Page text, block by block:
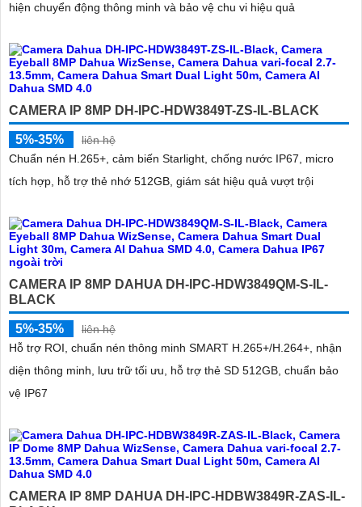
hiện chuyển động thông minh và bảo vệ chu vi hiệu quả
CAMERA IP 8MP DH-IPC-HDW3849T-ZS-IL-BLACK
5%-35%
liên hệ
Chuẩn nén H.265+, cảm biến Starlight, chống nước IP67, micro
tích hợp, hỗ trợ thẻ nhớ 512GB, giám sát hiệu quả vượt trội
CAMERA IP 8MP DAHUA DH-IPC-HDW3849QM-S-IL-
BLACK
5%-35%
liên hệ
Hỗ trợ ROI, chuẩn nén thông minh SMART H.265+/H.264+, nhận
diện thông minh, lưu trữ tối ưu, hỗ trợ thẻ SD 512GB, chuẩn bảo
vệ IP67
CAMERA IP 8MP DAHUA DH-IPC-HDBW3849R-ZAS-IL-